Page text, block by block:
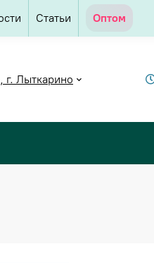
Статьи Оптом
г. Лыткарино